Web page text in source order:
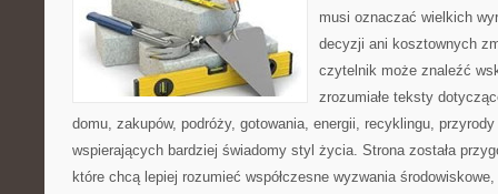
musi oznaczać wielkich
decyzji ani kosztownych
czytelnik może znaleźć
zrozumiałe teksty
domu, zakupów, podróży, gotowania, energii, recyklingu,
wspierających bardziej świadomy styl życia. Strona została
które chcą lepiej rozumieć współczesne wyzwania